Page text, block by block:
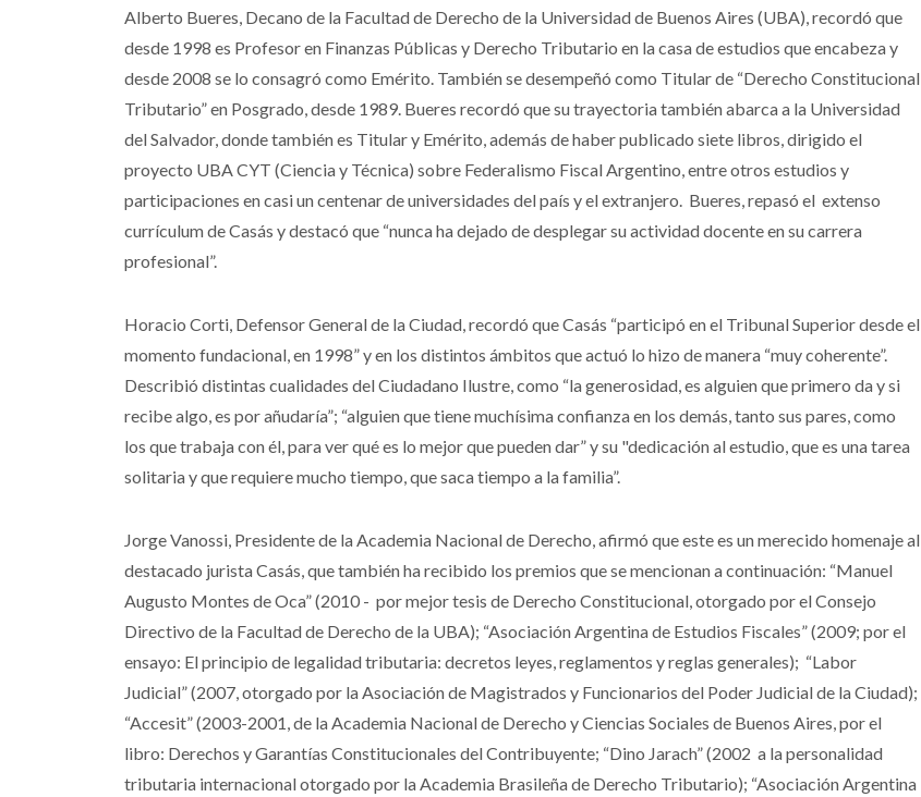
Alberto Bueres, Decano de la Facultad de Derecho de la Universidad de Buenos Aires (UBA), recordó que
desde 1998 es Profesor en Finanzas Públicas y Derecho Tributario en la casa de estudios que encabeza y
desde 2008 se lo consagró como Emérito. También se desempeñó como Titular de “Derecho Constitucional
Tributario” en Posgrado, desde 1989. Bueres recordó que su trayectoria también abarca a la Universidad
del Salvador, donde también es Titular y Emérito, además de haber publicado siete libros, dirigido el
proyecto UBA CYT (Ciencia y Técnica) sobre Federalismo Fiscal Argentino, entre otros estudios y
participaciones en casi un centenar de universidades del país y el extranjero. Bueres, repasó el extenso
currículum de Casás y destacó que “nunca ha dejado de desplegar su actividad docente en su carrera
profesional”.
Horacio Corti, Defensor General de la Ciudad, recordó que Casás “participó en el Tribunal Superior desde el
momento fundacional, en 1998” y en los distintos ámbitos que actuó lo hizo de manera “muy coherente”.
Describió distintas cualidades del Ciudadano Ilustre, como “la generosidad, es alguien que primero da y si
recibe algo, es por añudaría”; “alguien que tiene muchísima confianza en los demás, tanto sus pares, como
los que trabaja con él, para ver qué es lo mejor que pueden dar” y su "dedicación al estudio, que es una tarea
solitaria y que requiere mucho tiempo, que saca tiempo a la familia”.
Jorge Vanossi, Presidente de la Academia Nacional de Derecho, afirmó que este es un merecido homenaje al
destacado jurista Casás, que también ha recibido los premios que se mencionan a continuación: “Manuel
Augusto Montes de Oca” (2010 - por mejor tesis de Derecho Constitucional, otorgado por el Consejo
Directivo de la Facultad de Derecho de la UBA); “Asociación Argentina de Estudios Fiscales” (2009; por el
ensayo: El principio de legalidad tributaria: decretos leyes, reglamentos y reglas generales); “Labor
Judicial” (2007, otorgado por la Asociación de Magistrados y Funcionarios del Poder Judicial de la Ciudad);
“Accesit” (2003-2001, de la Academia Nacional de Derecho y Ciencias Sociales de Buenos Aires, por el
libro: Derechos y Garantías Constitucionales del Contribuyente; “Dino Jarach” (2002 a la personalidad
tributaria internacional otorgado por la Academia Brasileña de Derecho Tributario); “Asociación Argentina